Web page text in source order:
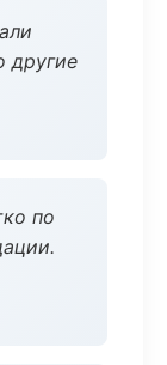
другие
по